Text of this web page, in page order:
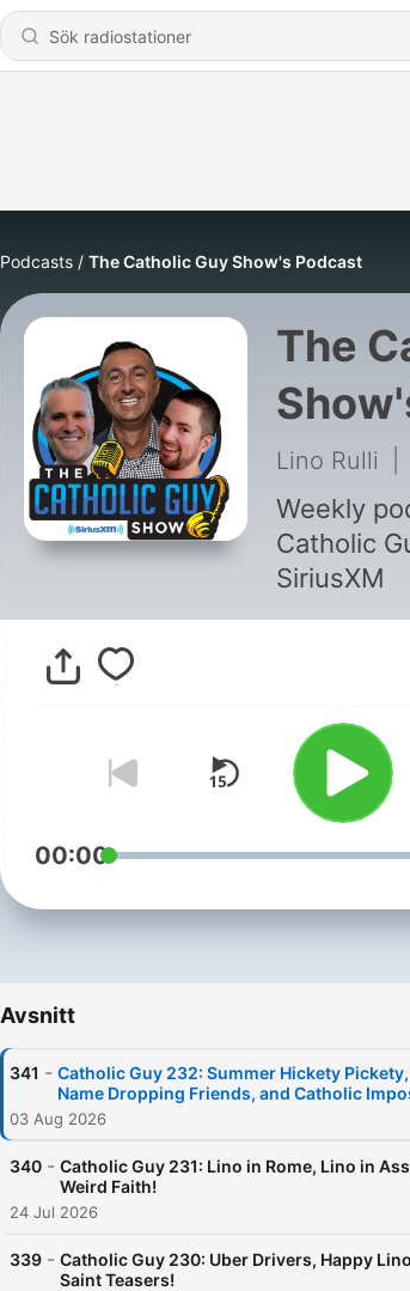
Podcasts The Catholic Guy Show's Podcast
The
Lino Rulli
Weekly
Catholic
SiriusXM
00:00
Avsnitt
341 - Catholic Guy 232: Summer Hickety
Name Dropping Friends, and Catholic
03 Aug 2026
340 - Catholic Guy 231: Lino in Rome, Lino in
Weird Faith!
24 Jul 2026
339 - Catholic Guy 230: Uber Drivers, Happy
Saint Teasers!